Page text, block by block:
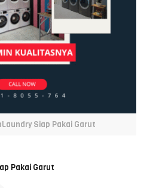
Siap Pakai Garut
Pakai Garut